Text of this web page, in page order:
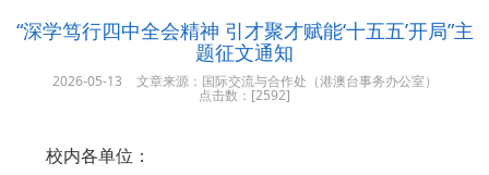
“深学笃行四中全会精神 引才聚才赋能‘十五五’开局”主
题征文通知
2026-05-13 文章来源：国际交流与合作处（港澳台事务办公室）
点击数：[2592]
校内各单位：